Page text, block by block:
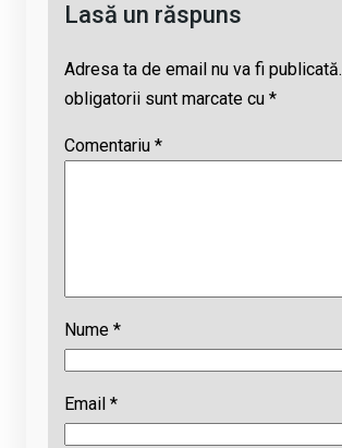
Lasă un răspuns
Adresa ta de email nu va fi publicată.
obligatorii sunt marcate cu *
Comentariu *
Nume *
Email *